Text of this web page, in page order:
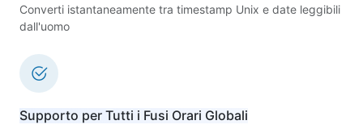
Converti istantaneamente tra timestamp Unix e date leggibili
dall'uomo
Supporto per Tutti i Fusi Orari Globali